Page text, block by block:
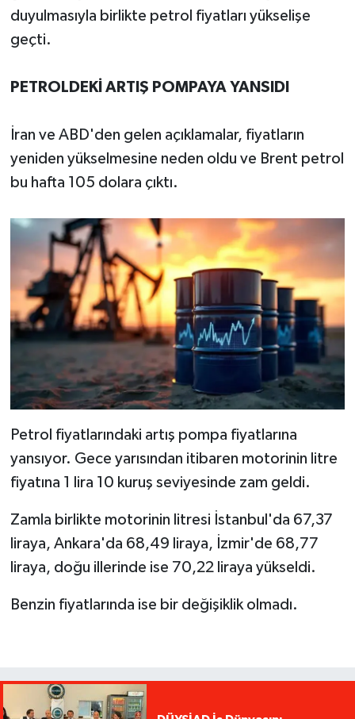
duyulmasıyla birlikte petrol fiyatları yükselişe
geçti.
PETROLDEKİ ARTIŞ POMPAYA YANSIDI
İran ve ABD'den gelen açıklamalar, fiyatların
yeniden yükselmesine neden oldu ve Brent petrol
bu hafta 105 dolara çıktı.
Petrol fiyatlarındaki artış pompa fiyatlarına
yansıyor. Gece yarısından itibaren motorinin litre
fiyatına 1 lira 10 kuruş seviyesinde zam geldi.
Zamla birlikte motorinin litresi İstanbul'da 67,37
liraya, Ankara'da 68,49 liraya, İzmir'de 68,77
liraya, doğu illerinde ise 70,22 liraya yükseldi.
Benzin fiyatlarında ise bir değişiklik olmadı.